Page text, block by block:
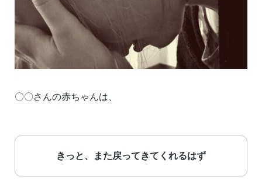
〇〇さんの赤ちゃんは、
きっと、また戻ってきてくれるはず